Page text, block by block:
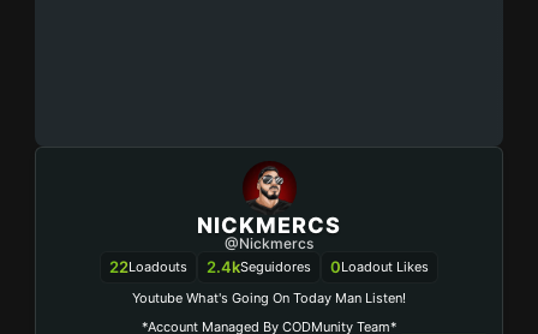
NICKMERCS
@Nickmercs
22Loadouts 2.4kSeguidores 0Loadout Likes
Youtube What's Going On Today Man Listen!
*Account Managed By CODMunity Team*